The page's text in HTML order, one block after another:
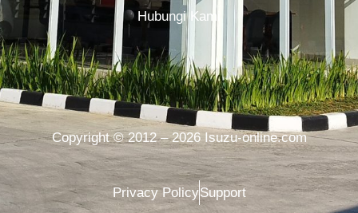
Hubungi Kami
Copyright © 2012 – 2026 Isuzu-online.com
Privacy PolicySupport